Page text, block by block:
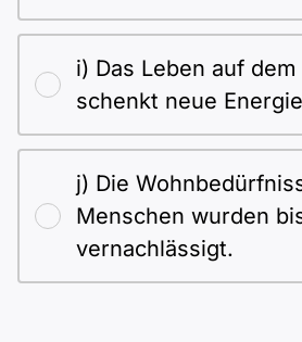
i) Das Leben auf dem
schenkt neue
j) Die
Menschen wurden
vernachlässigt.